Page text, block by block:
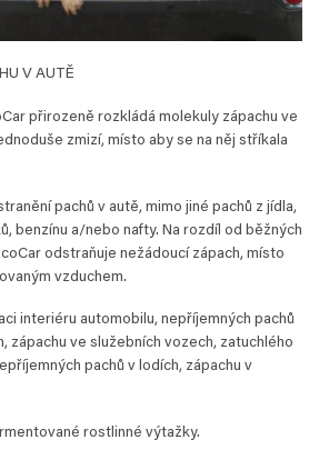
V AUTĚ
přirozeně rozkládá molekuly zápachu ve
zmizí, místo aby se na něj stříkala
pachů v autě, mimo jiné pachů z jídla,
benzínu a/nebo nafty. Na rozdíl od běžných
odstraňuje nežádoucí zápach, místo
vzduchem.
interiéru automobilu, nepříjemných pachů
zápachu ve služebních vozech, zatuchlého
pachů v lodích, zápachu v
rostlinné výtažky.